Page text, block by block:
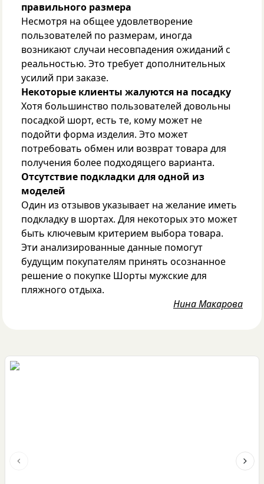
правильного размера
Несмотря на общее удовлетворение
пользователей по размерам, иногда
возникают случаи несовпадения ожиданий с
реальностью. Это требует дополнительных
усилий при заказе.
Некоторые клиенты жалуются на посадку
Хотя большинство пользователей довольны
посадкой шорт, есть те, кому может не
подойти форма изделия. Это может
потребовать обмен или возврат товара для
получения более подходящего варианта.
Отсутствие подкладки для одной из
моделей
Один из отзывов указывает на желание иметь
подкладку в шортах. Для некоторых это может
быть ключевым критерием выбора товара.
Эти анализированные данные помогут
будущим покупателям принять осознанное
решение о покупке Шорты мужские для
пляжного отдыха.
Нина Макарова
Previous slide